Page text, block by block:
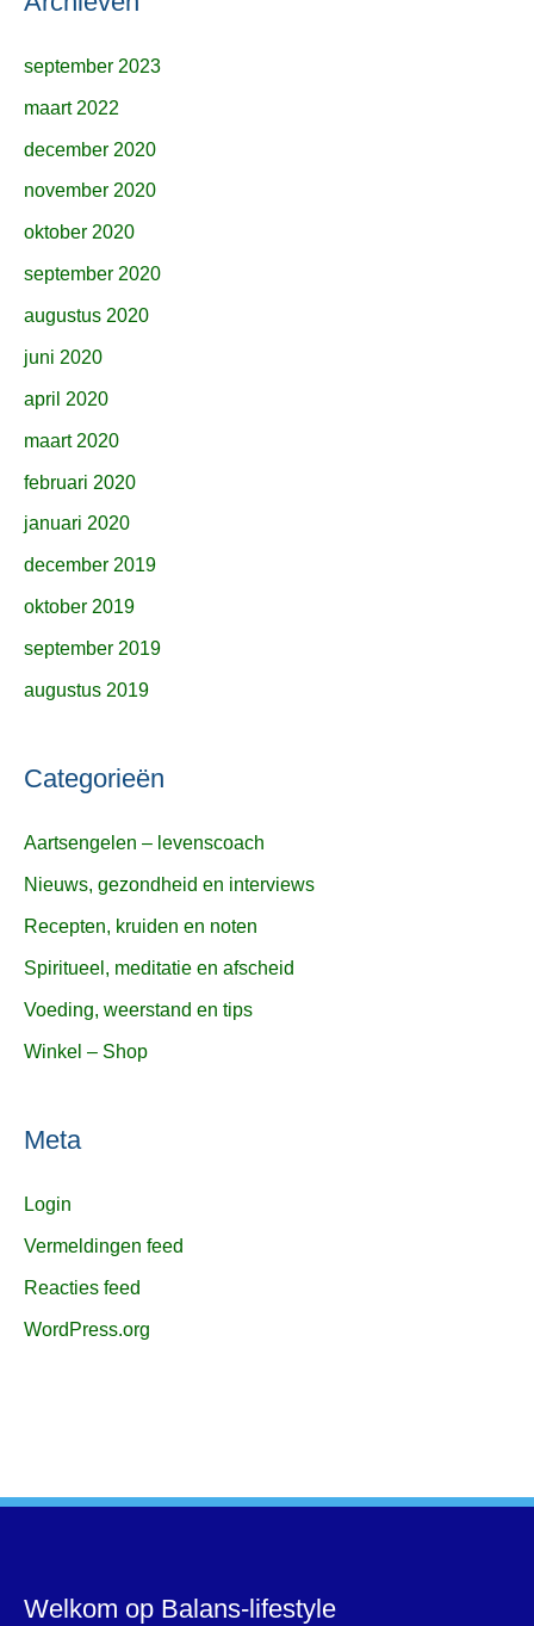
september 2023
maart 2022
december 2020
november 2020
oktober 2020
september 2020
augustus 2020
juni 2020
april 2020
maart 2020
februari 2020
januari 2020
december 2019
oktober 2019
september 2019
augustus 2019
Categorieën
Aartsengelen – levenscoach
Nieuws, gezondheid en interviews
Recepten, kruiden en noten
Spiritueel, meditatie en afscheid
Voeding, weerstand en tips
Winkel – Shop
Meta
Login
Vermeldingen feed
Reacties feed
WordPress.org
Welkom op Balans-lifestyle